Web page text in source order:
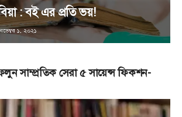
: বই এর প্রতি ভয়!
১, ২০২১
সাম্প্রতিক সেরা ৫ সায়েন্স ফিকশন-